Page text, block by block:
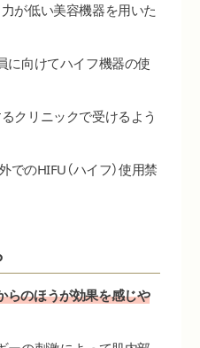
が低い美容機器を用いた
に向けてハイフ機器の使
クリニックで受けるよう
でのHIFU（ハイフ）使用禁
らのほうが効果を感じや